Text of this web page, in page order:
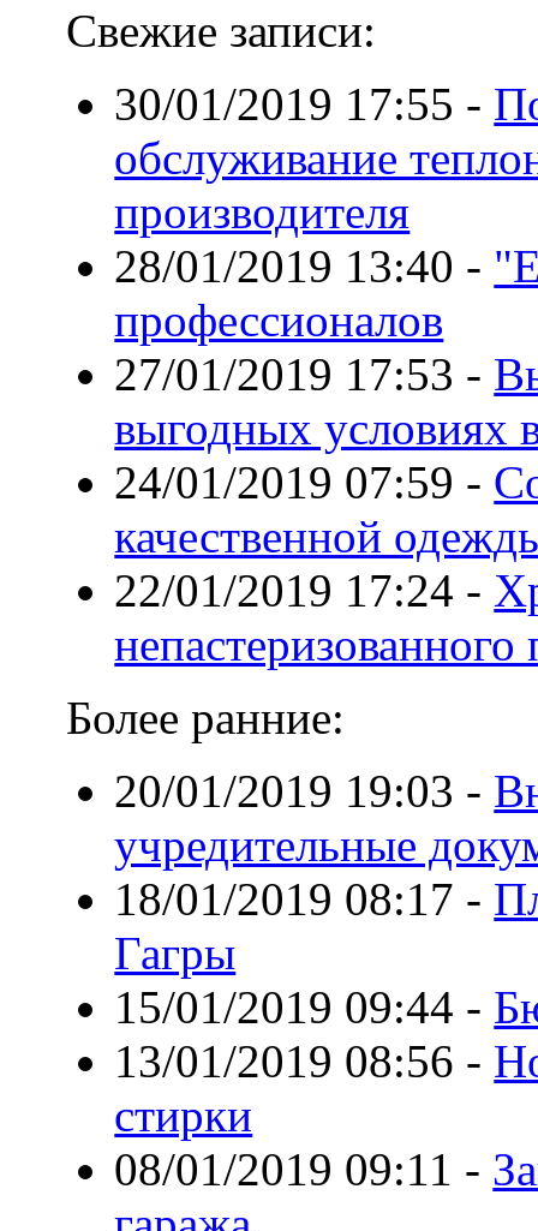
Свежие записи:
30/01/2019 17:55 -
обслуживание
производителя
28/01/2019 13:40 -
профессионалов
27/01/2019 17:53 -
выгодных условиях
24/01/2019 07:59 -
качественной
22/01/2019 17:24 -
непастеризованного
Более ранние:
20/01/2019 19:03 -
учредительные
18/01/2019 08:17 -
Гагры
15/01/2019 09:44 -
13/01/2019 08:56 -
стирки
08/01/2019 09:11 -